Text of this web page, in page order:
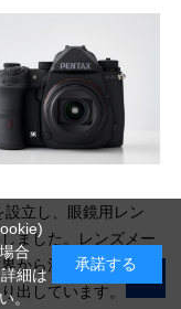
立し、眼鏡用レン
ました。レンズメー
から注文を集め、日
出しています。
合
細は
。
承諾する